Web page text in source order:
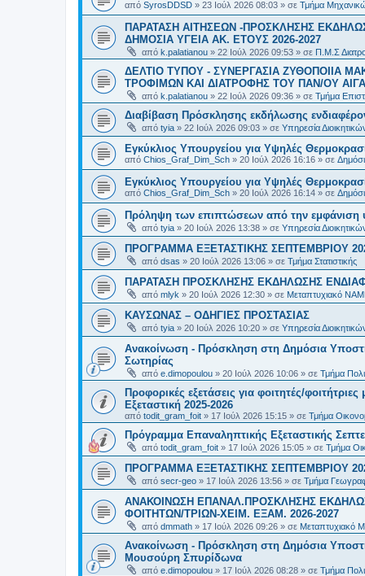
από SyrosDDSD » 23 Ιούλ 2026 08:03 » σε Τμήμα
ΠΑΡΑΤΑΣΗ ΑΙΤΗΣΕΩΝ -ΠΡΟΣΚΛΗΣΗΣ
ΔΗΜΟΣΙΑ ΥΓΕΙΑ AK. ETOYΣ 2026-2027
από k.palatianou » 22 Ιούλ 2026 09:53 » σε Π.Μ.Σ
ΔΕΛΤΙΟ ΤΥΠΟΥ - ΣΥΝΕΡΓΑΣΙΑ ΖΥΘΟΠΟΙΙΑ
ΤΡΟΦΙΜΩΝ ΚΑΙ ΔΙΑΤΡΟΦΗΣ ΤΟΥ ΠΑΝ/ΟΥ
από k.palatianou » 22 Ιούλ 2026 09:36 » σε Τμήμα
Διαβίβαση Πρόσκλησης εκδήλωσης
από tyia » 22 Ιούλ 2026 09:03 » σε Υπηρεσία
Εγκύκλιος Υπουργείου για Υψηλές
από Chios_Graf_Dim_Sch » 20 Ιούλ 2026 16:16 » σε
Εγκύκλιος Υπουργείου για Υψηλές
από Chios_Graf_Dim_Sch » 20 Ιούλ 2026 16:14 » σε
Πρόληψη των επιπτώσεων από την εμφάνιση
από tyia » 20 Ιούλ 2026 13:38 » σε Υπηρεσία
ΠΡΟΓΡΑΜΜΑ ΕΞΕΤΑΣΤΙΚΗΣ ΣΕΠΤΕΜΒΡΙΟΥ
από dsas » 20 Ιούλ 2026 13:06 » σε Τμήμα Στατιστικής
ΠΑΡΑΤΑΣΗ ΠΡΟΣΚΛΗΣΗΣ ΕΚΔΗΛΩΣΗΣ
από mlyk » 20 Ιούλ 2026 12:30 » σε Μεταπτυχιακό
ΚΑΥΣΩΝΑΣ – ΟΔΗΓΙΕΣ ΠΡΟΣΤΑΣΙΑΣ
από tyia » 20 Ιούλ 2026 10:20 » σε Υπηρεσία
Ανακοίνωση - Πρόσκληση στη Δημόσια
Σωτηρίας
από e.dimopoulou » 20 Ιούλ 2026 10:06 » σε Τμήμα
Προφορικές εξετάσεις για φοιτητές/
Εξεταστική 2025-2026
από todit_gram_foit » 17 Ιούλ 2026 15:15 » σε Τμήμα
Πρόγραμμα Επαναληπτικής Εξεταστικής
από todit_gram_foit » 17 Ιούλ 2026 15:05 » σε Τμήμα
ΠΡΟΓΡΑΜΜΑ ΕΞΕΤΑΣΤΙΚΗΣ ΣΕΠΤΕΜΒΡΙΟΥ
από secr-geo » 17 Ιούλ 2026 13:56 » σε Τμήμα
ΑΝΑΚΟΙΝΩΣΗ ΕΠΑΝΑΛ.ΠΡΟΣΚΛΗΣΗΣ
ΦΟΙΤΗΤΩΝ/ΤΡΙΩΝ-ΧΕΙΜ. ΕΞΑΜ. 2026-2027
από dmmath » 17 Ιούλ 2026 09:26 » σε Μεταπτυχιακό
Ανακοίνωση - Πρόσκληση στη Δημόσια
Μουσούρη Σπυρίδωνα
από e.dimopoulou » 17 Ιούλ 2026 08:28 » σε Τμήμα